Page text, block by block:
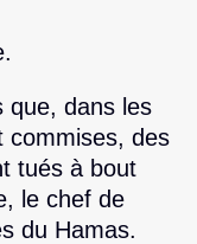
que, dans les
commises, des
tués à bout
le chef de
du Hamas.